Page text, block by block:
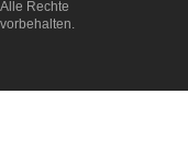
Alle Rechte
vorbehalten.